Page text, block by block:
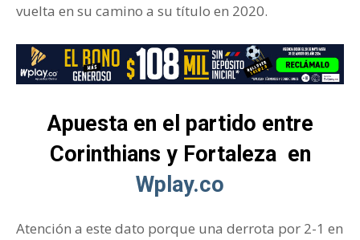
vuelta en su camino a su título en 2020.
Apuesta en el partido entre
Corinthians y Fortaleza en
Wplay.co
Atención a este dato porque una derrota por 2-1 en